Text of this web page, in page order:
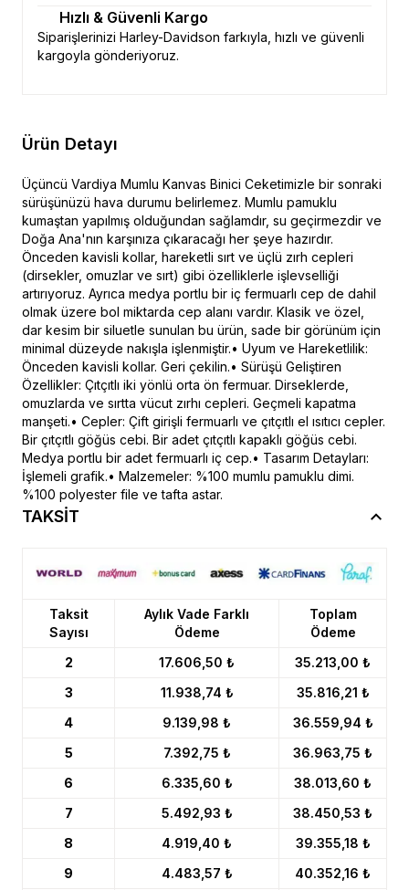
Hızlı & Güvenli Kargo
Siparişlerinizi Harley-Davidson farkıyla, hızlı ve güvenli
kargoyla gönderiyoruz.
Ürün Detayı
Üçüncü Vardiya Mumlu Kanvas Binici Ceketimizle bir sonraki
sürüşünüzü hava durumu belirlemez. Mumlu pamuklu
kumaştan yapılmış olduğundan sağlamdır, su geçirmezdir ve
Doğa Ana'nın karşınıza çıkaracağı her şeye hazırdır.
Önceden kavisli kollar, hareketli sırt ve üçlü zırh cepleri
(dirsekler, omuzlar ve sırt) gibi özelliklerle işlevselliği
artırıyoruz. Ayrıca medya portlu bir iç fermuarlı cep de dahil
olmak üzere bol miktarda cep alanı vardır. Klasik ve özel,
dar kesim bir siluetle sunulan bu ürün, sade bir görünüm için
minimal düzeyde nakışla işlenmiştir.• Uyum ve Hareketlilik:
Önceden kavisli kollar. Geri çekilin.• Sürüşü Geliştiren
Özellikler: Çıtçıtlı iki yönlü orta ön fermuar. Dirseklerde,
omuzlarda ve sırtta vücut zırhı cepleri. Geçmeli kapatma
manşeti.• Cepler: Çift girişli fermuarlı ve çıtçıtlı el ısıtıcı cepler.
Bir çıtçıtlı göğüs cebi. Bir adet çıtçıtlı kapaklı göğüs cebi.
Medya portlu bir adet fermuarlı iç cep.• Tasarım Detayları:
İşlemeli grafik.• Malzemeler: %100 mumlu pamuklu dimi.
%100 polyester file ve tafta astar.
TAKSİT
Taksit
Sayısı
Aylık Vade Farklı
Ödeme
Toplam
Ödeme
2
17.606,50 ₺
35.213,00 ₺
3
11.938,74 ₺
35.816,21 ₺
4
9.139,98 ₺
36.559,94 ₺
5
7.392,75 ₺
36.963,75 ₺
6
6.335,60 ₺
38.013,60 ₺
7
5.492,93 ₺
38.450,53 ₺
8
4.919,40 ₺
39.355,18 ₺
9
4.483,57 ₺
40.352,16 ₺